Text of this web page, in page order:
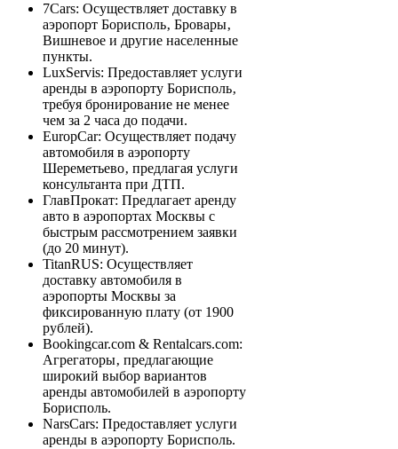
7Cars: Осуществляет доставку в
аэропорт Борисполь‚ Бровары‚
Вишневое и другие населенные
пункты.
LuxServis: Предоставляет услуги
аренды в аэропорту Борисполь‚
требуя бронирование не менее
чем за 2 часа до подачи.
EuropCar: Осуществляет подачу
автомобиля в аэропорту
Шереметьево‚ предлагая услуги
консультанта при ДТП.
ГлавПрокат: Предлагает аренду
авто в аэропортах Москвы с
быстрым рассмотрением заявки
(до 20 минут).
TitanRUS: Осуществляет
доставку автомобиля в
аэропорты Москвы за
фиксированную плату (от 1900
рублей).
Bookingcar.com & Rentalcars.com:
Агрегаторы‚ предлагающие
широкий выбор вариантов
аренды автомобилей в аэропорту
Борисполь.
NarsCars: Предоставляет услуги
аренды в аэропорту Борисполь.